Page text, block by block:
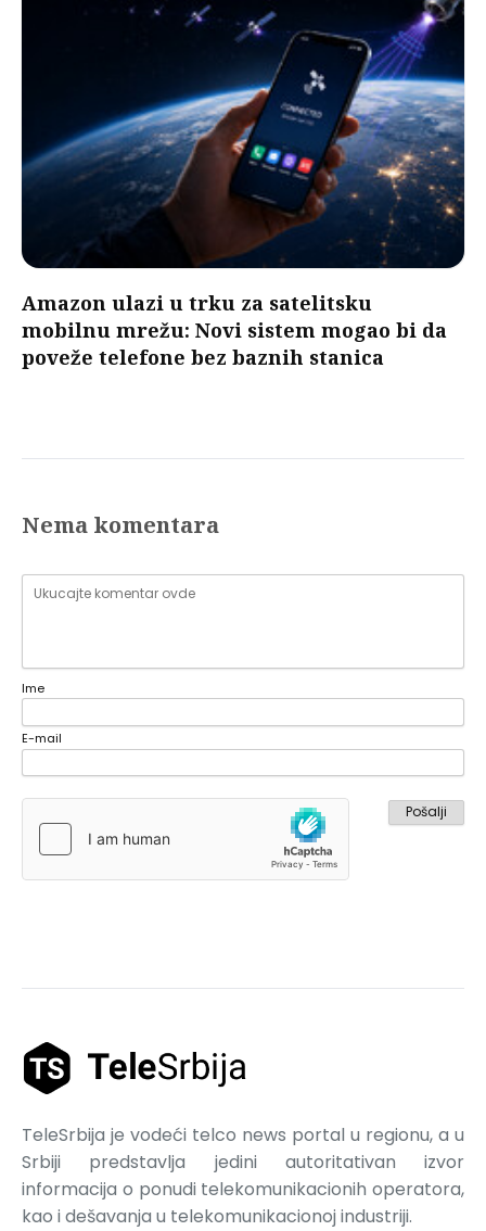
Amazon ulazi u trku za satelitsku
mobilnu mrežu: Novi sistem mogao bi da
poveže telefone bez baznih stanica
Nema komentara
Ime
E-mail
TeleSrbija je vodeći telco news portal u regionu, a u
Srbiji predstavlja jedini autoritativan izvor
informacija o ponudi telekomunikacionih operatora,
kao i dešavanja u telekomunikacionoj industriji.